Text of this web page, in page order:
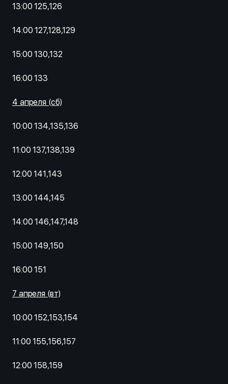
13:00 125,126
14:00 127,128,129
15:00 130,132
16:00 133
4 апреля (сб)
10:00 134,135,136
11:00 137,138,139
12:00 141,143
13:00 144,145
14:00 146,147,148
15:00 149,150
16:00 151
7 апреля (вт)
10:00 152,153,154
11:00 155,156,157
12:00 158,159